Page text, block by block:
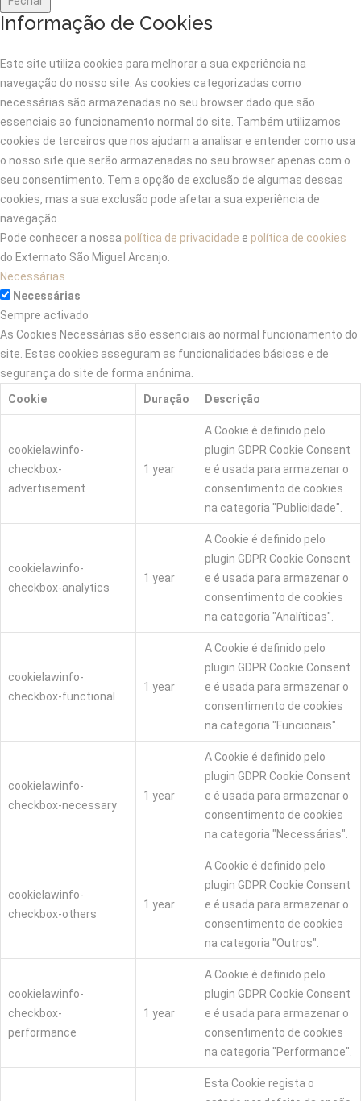
Informação de Cookies
Este site utiliza cookies para melhorar a sua experiência na
navegação do nosso site. As cookies categorizadas como
necessárias são armazenadas no seu browser dado que são
essenciais ao funcionamento normal do site. Também utilizamos
cookies de terceiros que nos ajudam a analisar e entender como usa
o nosso site que serão armazenadas no seu browser apenas com o
seu consentimento. Tem a opção de exclusão de algumas dessas
cookies, mas a sua exclusão pode afetar a sua experiência de
navegação.
Pode conhecer a nossa política de privacidade e política de cookies
do Externato São Miguel Arcanjo.
Necessárias
Necessárias
Sempre activado
As Cookies Necessárias são essenciais ao normal funcionamento do
site. Estas cookies asseguram as funcionalidades básicas e de
segurança do site de forma anónima.
Cookie
Duração Descrição
cookielawinfo-
checkbox-
advertisement
1 year
A Cookie é definido pelo
plugin GDPR Cookie Consent
e é usada para armazenar o
consentimento de cookies
na categoria "Publicidade".
cookielawinfo-
checkbox-analytics
1 year
A Cookie é definido pelo
plugin GDPR Cookie Consent
e é usada para armazenar o
consentimento de cookies
na categoria "Analíticas".
cookielawinfo-
checkbox-functional
1 year
A Cookie é definido pelo
plugin GDPR Cookie Consent
e é usada para armazenar o
consentimento de cookies
na categoria "Funcionais".
cookielawinfo-
checkbox-necessary
1 year
A Cookie é definido pelo
plugin GDPR Cookie Consent
e é usada para armazenar o
consentimento de cookies
na categoria "Necessárias".
cookielawinfo-
checkbox-others
1 year
A Cookie é definido pelo
plugin GDPR Cookie Consent
e é usada para armazenar o
consentimento de cookies
na categoria "Outros".
cookielawinfo-
checkbox-
performance
1 year
A Cookie é definido pelo
plugin GDPR Cookie Consent
e é usada para armazenar o
consentimento de cookies
na categoria "Performance".
Esta Cookie regista o